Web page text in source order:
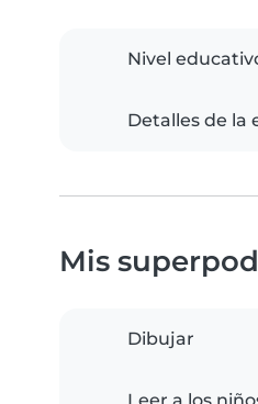
Nivel
Detalles de la
Mis
Dibujar